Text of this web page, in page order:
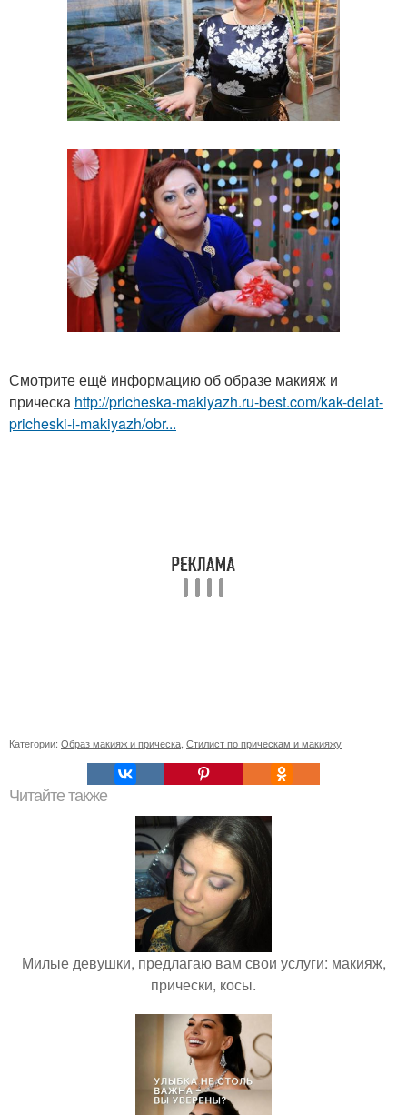
Смотрите ещё информацию об образе макияж и
прическа http://pricheska-makiyazh.ru-best.com/kak-delat-
pricheski-i-makiyazh/obr...
Категории: Образ макияж и прическа Стилист по прическам и макияжу
Читайте также
Милые девушки, предлагаю вам свои услуги: макияж,
прически, косы.